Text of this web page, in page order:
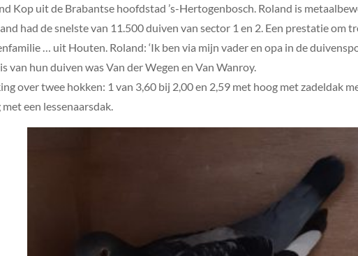
Kop uit de Brabantse hoofdstad ’s-Hertogenbosch. Roland is
had de snelste van 11.500 duiven van sector 1 en 2. Een prestatie om
… uit Houten. Roland: ‘Ik ben via mijn vader en opa in de
van hun duiven was Van der Wegen en Van Wanroy.
over twee hokken: 1 van 3,60 bij 2,00 en 2,59 met hoog met zadeldak
een lessenaarsdak.